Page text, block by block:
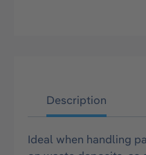
Description
Ideal when handling